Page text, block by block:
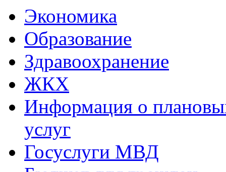
Экономика
Образование
Здравоохранение
ЖКХ
Информация о
услуг
Госуслуги МВД